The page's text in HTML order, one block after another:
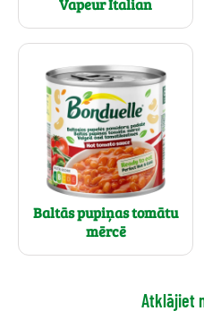
Vapeur Italian
Baltās pupiņas tomātu
mērcē
Atklājiet